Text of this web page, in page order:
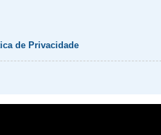
de Privacidade